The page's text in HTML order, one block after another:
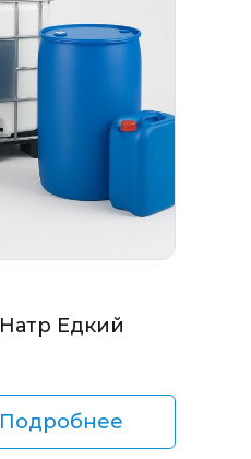
Натр Едкий
Подробнее